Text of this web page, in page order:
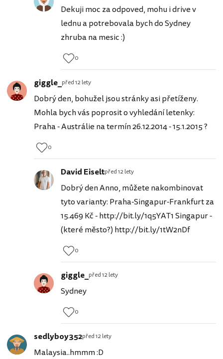
Dekuji moc za odpoved, mohu i drive v
lednu a potrebovala bych do Sydney
zhruba na mesic :)
0
giggle_ před 12 lety
Dobrý den, bohužel jsou stránky asi přetíženy.
Mohla bych vás poprosit o vyhledání letenky:
Praha - Austrálie na termín 26.12.2014 - 15.1.2015 ?
0
David Eiseltpřed 12 lety
Dobrý den Anno, můžete nakombinovat
tyto varianty: Praha-Singapur-Frankfurt za
15.469 Kč - http://bit.ly/1q5YAT1 Singapur -
(které město?) http://bit.ly/1tW2nDf
0
giggle_ před 12 lety
Sydney
0
sedlyboy352před 12 lety
Malaysia..hmmm :D